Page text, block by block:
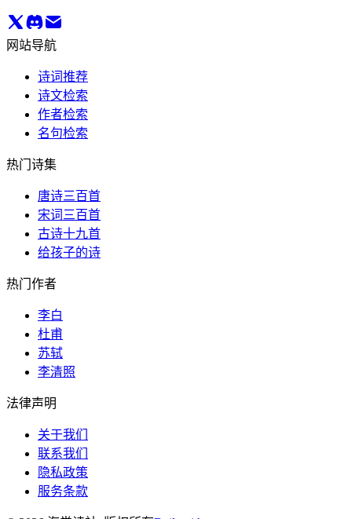
网站导航
诗词推荐
诗文检索
作者检索
名句检索
热门诗集
唐诗三百首
宋词三百首
古诗十九首
给孩子的诗
热门作者
李白
杜甫
苏轼
李清照
法律声明
关于我们
联系我们
隐私政策
服务条款